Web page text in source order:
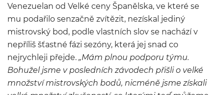
Venezuelan od Velké ceny Španělska, ve které se
mu podařilo senzačně zvítězit, nezískal jediný
mistrovský bod, podle vlastních slov se nachází v
nepříliš šťastné fázi sezóny, která jej snad co
nejrychleji přejde. „Mám plnou podporu týmu.
Bohužel jsme v posledních závodech přišli o velké
množství mistrovských bodů, nicméně jsme získali